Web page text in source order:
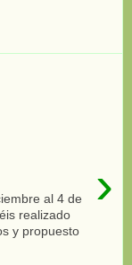
›
al 4 de
realizado
y propuesto